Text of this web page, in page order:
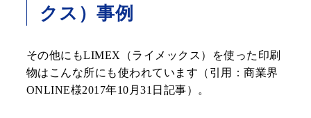
クス）事例
その他にもLIMEX（ライメックス）を使った印刷
物はこんな所にも使われています（引用：商業界
ONLINE様2017年10月31日記事）。